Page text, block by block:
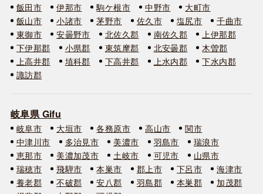
飯田市
伊那市 駒ケ根市 中野市
大町市
飯山市
小諸市 茅野市 佐久市 塩尻市
千曲市
東御市
安曇野市 北佐久郡 南佐久郡
上伊那郡
下伊那郡
小県郡 東筑摩郡 北安曇郡
木曽郡
上高井郡
埴科郡 下高井郡 上水内郡
下水内郡
諏訪郡
岐阜県 Gifu
岐阜市 大垣市 各務原市 高山市
関市
中津川市
多治見市 美濃市 羽島市
瑞浪市
恵那市
美濃加茂市 土岐市 可児市
山県市
瑞穂市
飛騨市 本巣市 郡上市 下呂市
海津市
養老郡
不破郡 安八郡 羽島郡 本巣郡
加茂郡